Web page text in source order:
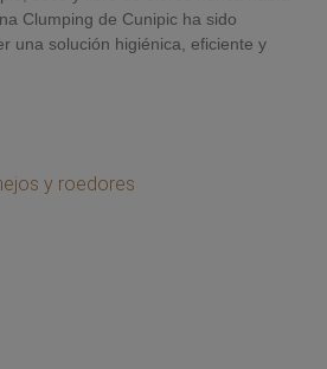
Clumping de Cunipic ha sido
una solución higiénica, eficiente y